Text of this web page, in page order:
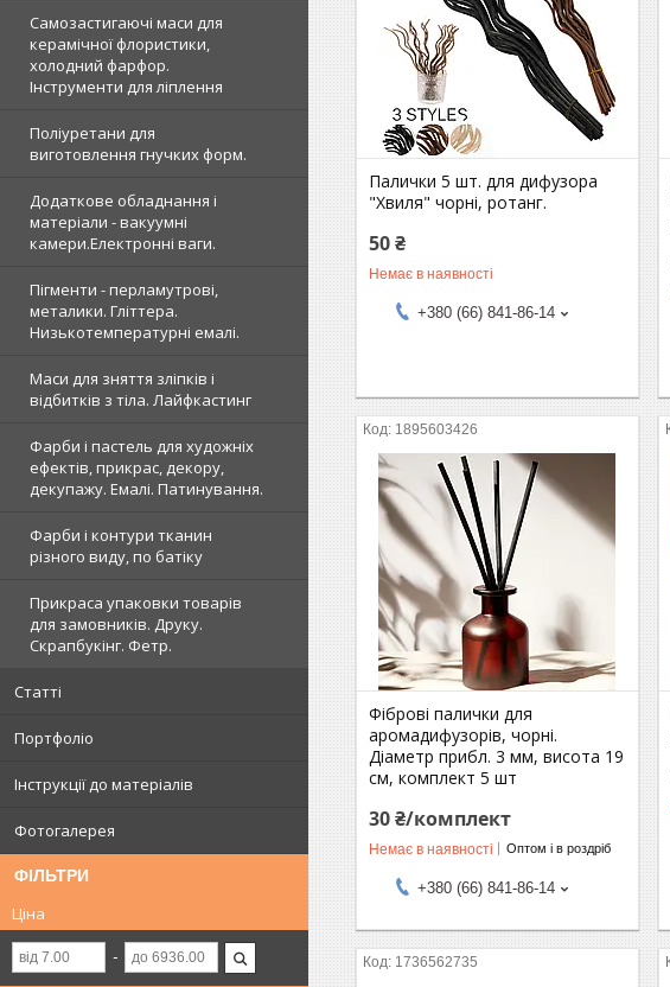
Самозастигаючі маси для
керамічної флористики,
холодний фарфор.
Інструменти для ліплення
Поліуретани для
виготовлення гнучких форм.
Додаткове обладнання і
матеріали - вакуумні
камери.Електронні ваги.
Пігменти - перламутрові,
металики. Гліттера.
Низькотемпературні емалі.
Маси для зняття зліпків і
відбитків з тіла. Лайфкастинг
Фарби і пастель для художніх
ефектів, прикрас, декору,
декупажу. Емалі. Патинування.
Фарби і контури тканин
різного виду, по батіку
Прикраса упаковки товарів
для замовників. Друку.
Скрапбукінг. Фетр.
Статті
Портфоліо
Інструкції до матеріалів
Фотогалерея
ФІЛЬТРИ
Ціна
Палички 5 шт. для дифузора
"Хвиля" чорні, ротанг.
50 ₴
Немає в наявності
+380 (66) 841-86-14
1895603426
Фіброві палички для
аромадифузорів, чорні.
Діаметр прибл. 3 мм, висота 19
см, комплект 5 шт
30 ₴/комплект
Немає в наявності Оптом і в роздріб
+380 (66) 841-86-14
1736562735